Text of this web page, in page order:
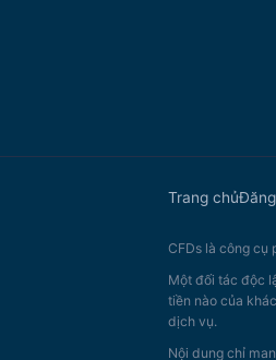
Trang chủ
CFDs là công cụ
Một đối tác độc
tiền nào của
dịch vụ.
Nội dung chỉ